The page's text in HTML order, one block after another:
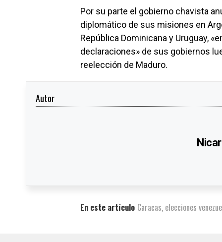
Por su parte el gobierno chavista
diplomático de sus misiones en
República Dominicana y Uruguay,
declaraciones» de sus gobiernos
reelección de Maduro.
Autor
En este artículo Caracas, elecciones